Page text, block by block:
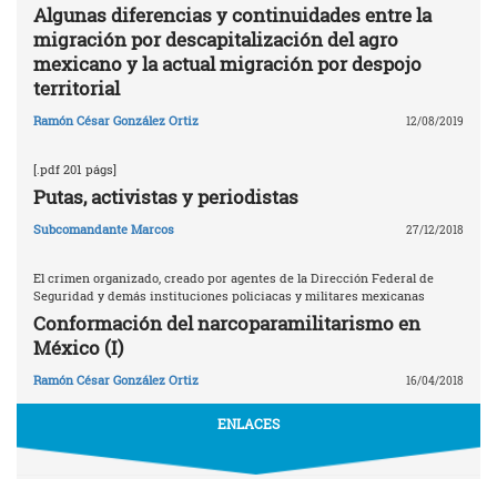
Algunas diferencias y continuidades entre la
migración por descapitalización del agro
mexicano y la actual migración por despojo
territorial
Ramón César González Ortiz 12/08/2019
[.pdf 201 págs]
Putas, activistas y periodistas
Subcomandante Marcos 27/12/2018
El crimen organizado, creado por agentes de la Dirección Federal de
Seguridad y demás instituciones policiacas y militares mexicanas
Conformación del narcoparamilitarismo en
México (I)
Ramón César González Ortiz 16/04/2018
ENLACES